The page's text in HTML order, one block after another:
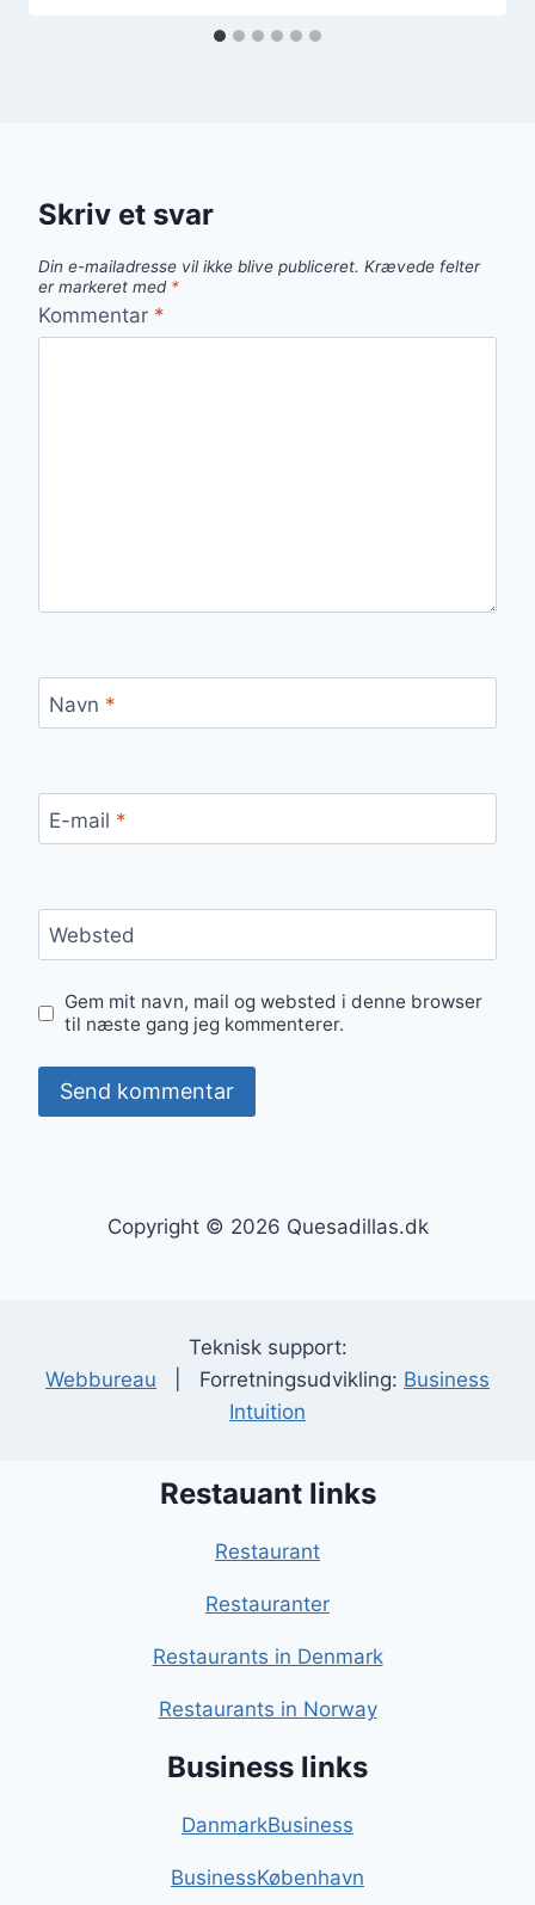
Skriv et svar
Din e-mailadresse vil ikke blive publiceret. Krævede felter
er markeret med *
Kommentar *
Navn *
E-mail *
Websted
Gem mit navn, mail og websted i denne browser
til næste gang jeg kommenterer.
Copyright © 2026 Quesadillas.dk
Teknisk support:
Webbureau | Forretningsudvikling: Business
Intuition
Restauant links
Restaurant
Restauranter
Restaurants in Denmark
Restaurants in Norway
Business links
DanmarkBusiness
BusinessKøbenhavn